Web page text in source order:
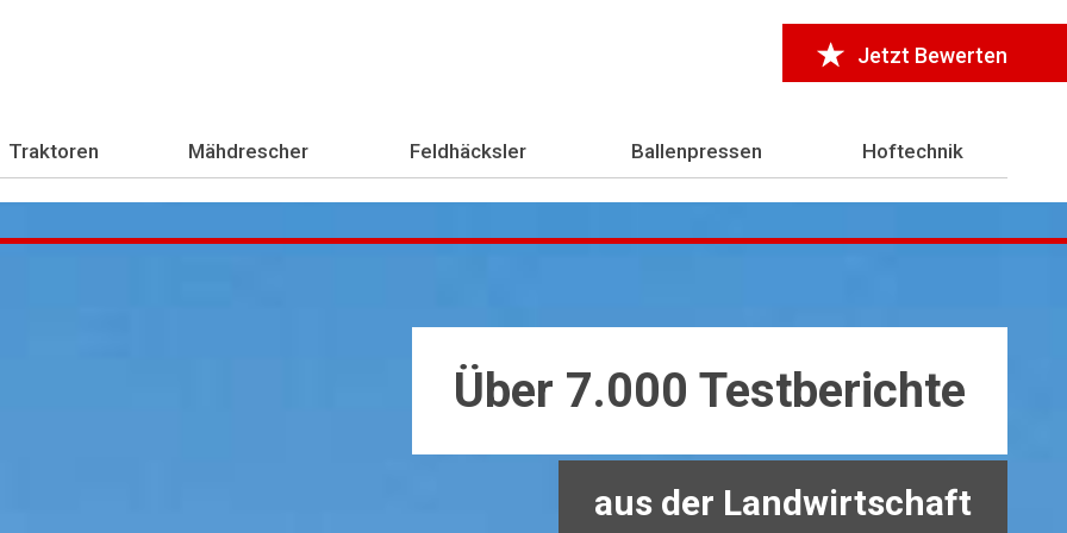
Jetzt Bewerten
Traktoren Mähdrescher Feldhäcksler Ballenpressen Hoftechnik
Über 7.000 Testberichte
aus der Landwirtschaft